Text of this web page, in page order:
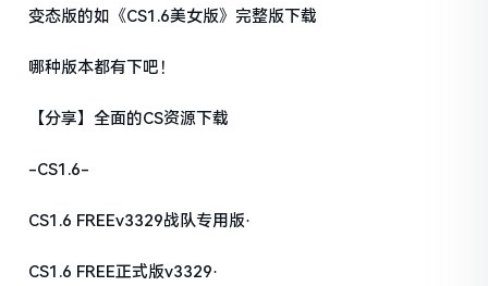
变态版的如《CS1.6美女版》完整版下载
哪种版本都有下吧！
【分享】全面的CS资源下载
-CS1.6-
CS1.6 FREEv3329战队专用版·
CS1.6 FREE正式版v3329·